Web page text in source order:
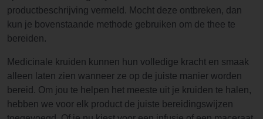
productbeschrijving vermeld. Mocht deze ontbreken, dan
kun je bovenstaande methode gebruiken om de thee te
bereiden.
Medicinale kruiden kunnen hun volledige kracht en smaak
alleen laten zien wanneer ze op de juiste manier worden
bereid. Om jou te helpen het meeste uit je kruiden te halen,
hebben we voor elk product de juiste bereidingswijzen